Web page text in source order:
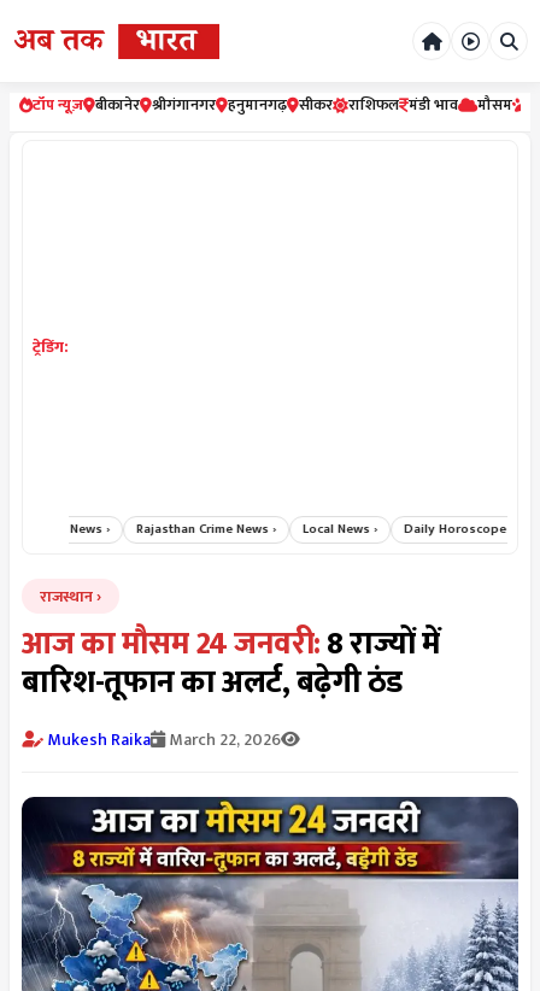
टॉप न्यूज़ बीकानेर श्रीगंगानगर हनुमानगढ़ सीकर राशिफल मंडी भाव मौसम
ट्रेडिंग:
News › Rajasthan Crime News › Local News › Daily Horoscope Hindi ›
राजस्थान
आज का मौसम 24 जनवरी:8 राज्यों में
बारिश-तूफान का अलर्ट, बढ़ेगी ठंड
Mukesh Raika March 22, 2026